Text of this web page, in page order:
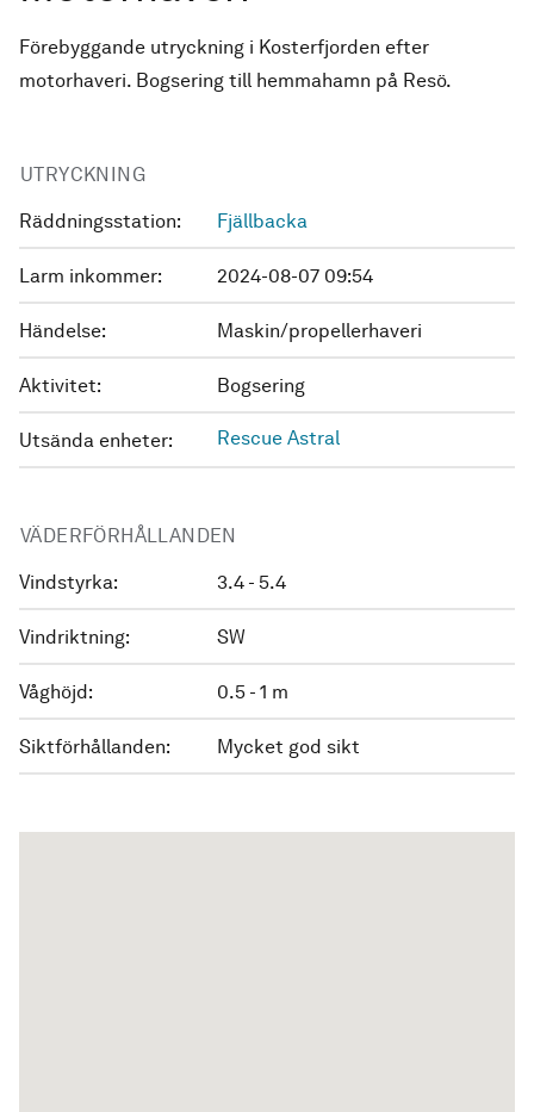
Förebyggande utryckning i Kosterfjorden efter
motorhaveri. Bogsering till hemmahamn på Resö.
UTRYCKNING
Räddningsstation: Fjällbacka
Larm inkommer: 2024-08-07 09:54
Händelse: Maskin/propellerhaveri
Aktivitet: Bogsering
Utsända enheter: Rescue Astral
VÄDERFÖRHÅLLANDEN
Vindstyrka: 3.4 - 5.4
Vindriktning: SW
Våghöjd: 0.5 - 1 m
Siktförhållanden: Mycket god sikt